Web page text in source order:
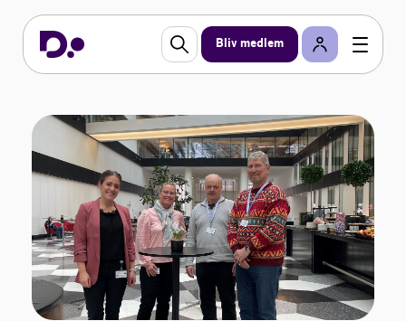
Bliv medlem